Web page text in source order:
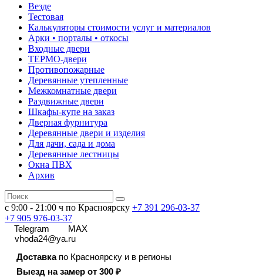
Везде
Тестовая
Калькуляторы стоимости услуг и материалов
Арки • порталы • откосы
Входные двери
ТЕРМО-двери
Противопожарные
Деревянные утепленные
Межкомнатные двери
Раздвижные двери
Шкафы-купе на заказ
Дверная фурнитура
Деревянные двери и изделия
Для дачи, сада и дома
Деревянные лестницы
Окна ПВХ
Архив
с 9:00 - 21:00 ч по Красноярску +7 391 296-03-37
+7 905 976-03-37
Telegram
MAX
vhoda24@ya.ru
Доставкапо Красноярску и в регионы
Выезд на замер от 300 ₽